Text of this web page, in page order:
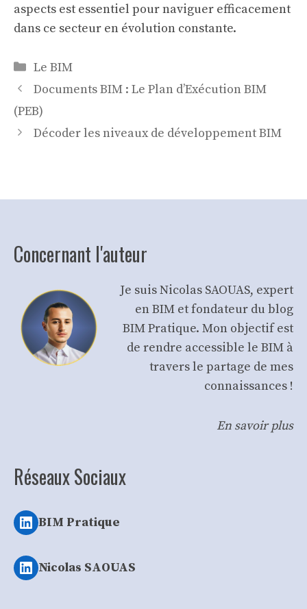
aspects est essentiel pour naviguer efficacement
dans ce secteur en évolution constante.
Categories
Le BIM
Documents BIM : Le Plan d’Exécution BIM
(PEB)
Décoder les niveaux de développement BIM
Concernant l'auteur
Je suis Nicolas SAOUAS, expert
en BIM et fondateur du blog
BIM Pratique. Mon objectif est
de rendre accessible le BIM à
travers le partage de mes
connaissances !
En savoir plus
Réseaux Sociaux
LinkedIn
BIM Pratique
LinkedIn
Nicolas SAOUAS